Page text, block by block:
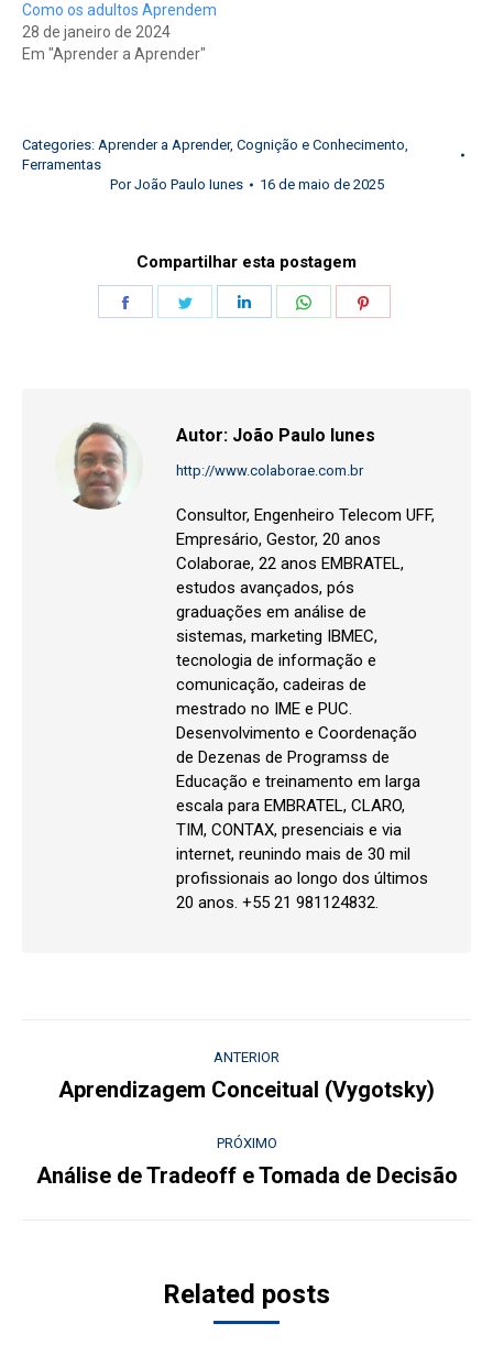
Como os adultos Aprendem
28 de janeiro de 2024
Em "Aprender a Aprender"
Categories: Aprender a Aprender, Cognição e Conhecimento,
Ferramentas
PorJoão Paulo Iunes 16 de maio de 2025
Compartilhar esta postagem
Autor: João Paulo Iunes
http://www.colaborae.com.br
Consultor, Engenheiro Telecom UFF,
Empresário, Gestor, 20 anos
Colaborae, 22 anos EMBRATEL,
estudos avançados, pós
graduações em análise de
sistemas, marketing IBMEC,
tecnologia de informação e
comunicação, cadeiras de
mestrado no IME e PUC.
Desenvolvimento e Coordenação
de Dezenas de Programss de
Educação e treinamento em larga
escala para EMBRATEL, CLARO,
TIM, CONTAX, presenciais e via
internet, reunindo mais de 30 mil
profissionais ao longo dos últimos
20 anos. +55 21 981124832.
de
ANTERIOR
Post
Aprendizagem Conceitual (Vygotsky)
PRÓXIMO
Próximo
Análise de Tradeoff e Tomada de Decisão
Related posts